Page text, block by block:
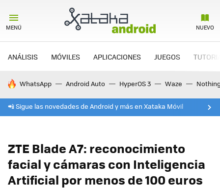
MENÚ NUEVO
ANÁLISIS MÓVILES APLICACIONES JUEGOS
HOY SE HABLA DE
WhatsApp Android Auto HyperOS 3 Waze
📲 Sigue las novedades de Android y más en Xataka Móvil
ZTE Blade A7: reconocimiento
facial y cámaras con Inteligencia
Artificial por menos de 100 euros